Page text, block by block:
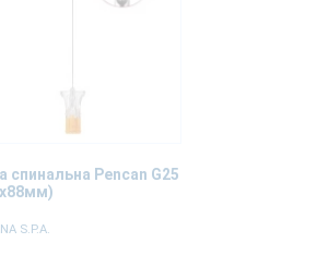
спинальна Pencan G25
S.P.A.